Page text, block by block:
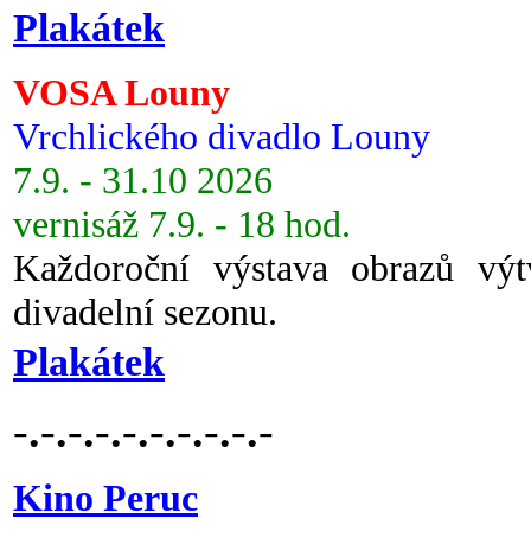
Plakátek
VOSA Louny
Vrchlického divadlo Louny
7.9. - 31.10 2026
vernisáž 7.9. - 18 hod.
Každoroční výstava obrazů
divadelní sezonu.
Plakátek
-.-.-.-.-.-.-.-.-.-
Kino Peruc